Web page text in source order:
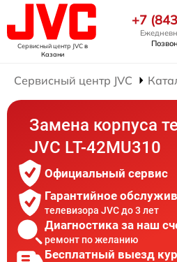
Сервисный центр JVCв
Казани
+7
Сервисный центр JVC
Замена корпуса
JVC LT-42MU310
Официальный сервис
Гарантийное
телевизора JVC до 3 лет
Диагностика за наш
ремонт по желанию
Бесплатный выезд